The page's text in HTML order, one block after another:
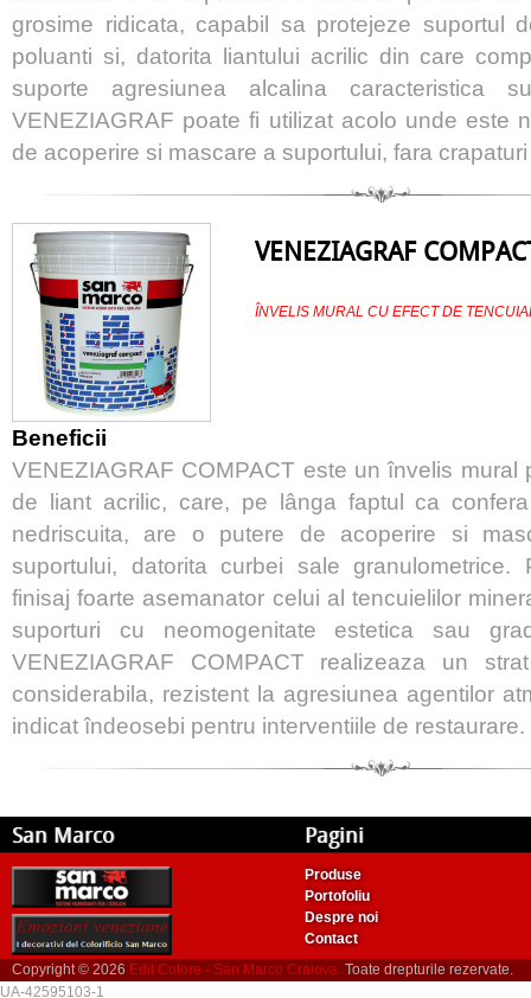
grosime ridicata, capabil sa protejeze suportul
poluanti si, datorita liantului acrilic din care
suporte agresiunea alcalina caracteristica
VENEZIAGRAF poate fi utilizat acolo unde este
de acoperire si mascare a suportului, fara
VENEZIAGRAF
ÎNVELIS MURAL CU EFECT DE
Beneficii
VENEZIAGRAF COMPACT este un învelis mural
de liant acrilic, care, pe lânga faptul ca
nedriscuita, are o putere de acoperire si
suportului, datorita curbei sale granulometrice.
finisaj foarte asemanator celui al tencuielilor
suporturi cu neomogenitate estetica sau
VENEZIAGRAF COMPACT realizeaza un
considerabila, rezistent la agresiunea agentilor
indicat îndeosebi pentru interventiile de restaurare.
San Marco Pagini
Produse
Portofoliu
Despre noi
Contact
Copyright © 2026 Edil Colore - San Marco Craiova. Toate drepturile rezervate.
UA-42595103-1